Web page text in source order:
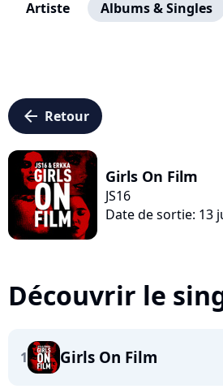
Artiste Albums & Singles
arrow_left Retour
Girls On Film
JS16
Date de sortie: 13
Découvrir le
1 Girls On Film